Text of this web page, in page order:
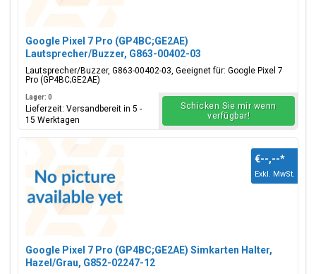
Google Pixel 7 Pro (GP4BC;GE2AE)
Lautsprecher/Buzzer, G863-00402-03
Lautsprecher/Buzzer, G863-00402-03, Geeignet für: Google Pixel 7
Pro (GP4BC;GE2AE)
Lager: 0
Lieferzeit: Versandbereit in 5 -
15 Werktagen
Schicken Sie mir wenn
verfügbar!
Google Pixel 7 Pro (GP4BC;GE2AE) Simkarten Halter,
Hazel/Grau, G852-02247-12
€--,--*
Exkl. MwSt.